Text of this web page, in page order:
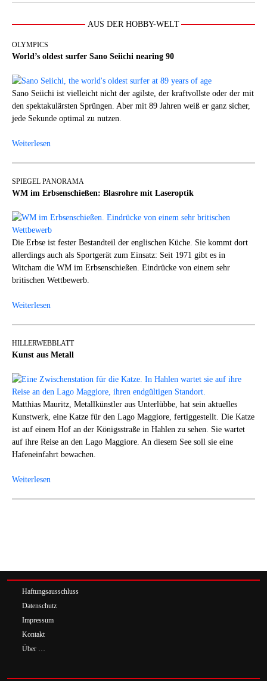
AUS DER HOBBY-WELT
OLYMPICS
World’s oldest surfer Sano Seiichi nearing 90
Sano Seiichi ist vielleicht nicht der agilste, der kraftvollste oder der mit
den spektakulärsten Sprüngen. Aber mit 89 Jahren weiß er ganz sicher,
jede Sekunde optimal zu nutzen.
Weiterlesen
SPIEGEL PANORAMA
WM im Erbsenschießen: Blasrohre mit Laseroptik
Die Erbse ist fester Bestandteil der englischen Küche. Sie kommt dort
allerdings auch als Sportgerät zum Einsatz: Seit 1971 gibt es in
Witcham die WM im Erbsenschießen. Eindrücke von einem sehr
britischen Wettbewerb.
Weiterlesen
HILLERWEBBLATT
Kunst aus Metall
Matthias Mauritz, Metallkünstler aus Unterlübbe, hat sein aktuelles
Kunstwerk, eine Katze für den Lago Maggiore, fertiggestellt. Die Katze
ist auf einem Hof an der Königsstraße in Hahlen zu sehen. Sie wartet
auf ihre Reise an den Lago Maggiore. An diesem See soll sie eine
Hafeneinfahrt bewachen.
Weiterlesen
Haftungsausschluss
Datenschutz
Impressum
Kontakt
Über …